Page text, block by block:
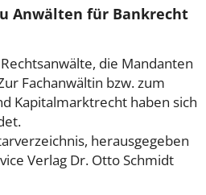
Anwälten für Bankrecht
die Mandanten
Fachanwältin bzw. zum
Kapitalmarktrecht haben sich
herausgegeben
Verlag Dr. Otto Schmidt